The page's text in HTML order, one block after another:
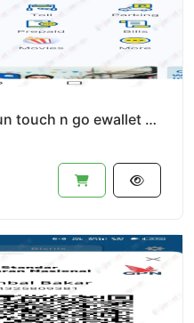
Jual Jasa Pembuatan Akun touch n go ewallet Pro Malaysia Support Reg Kartu Fisik Visa - Terima Beres